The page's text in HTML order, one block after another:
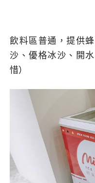
飲料區普通，提供
沙、優格冰沙、開
惜）